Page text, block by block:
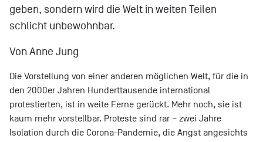
geben, sondern wird die Welt in weiten Teilen
schlicht unbewohnbar.
Von Anne Jung
Die Vorstellung von einer anderen möglichen Welt, für die in
den 2000er Jahren Hunderttausende international
protestierten, ist in weite Ferne gerückt. Mehr noch, sie ist
kaum mehr vorstellbar. Proteste sind rar – zwei Jahre
Isolation durch die Corona-Pandemie, die Angst angesichts